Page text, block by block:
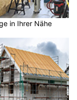
in Ihrer Nähe